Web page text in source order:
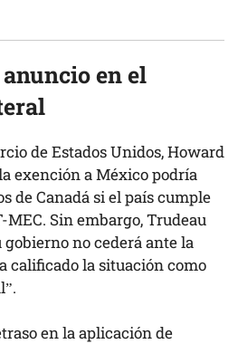
en el
de Estados Unidos, Howard
exención a México podría
de Canadá si el país cumple
Sin embargo, Trudeau
gobierno no cederá ante la
calificado la situación como
en la aplicación de